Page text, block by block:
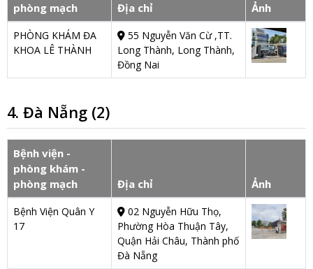
phòng mạch
Địa chỉ Ảnh
PHÒNG KHÁM ĐA
KHOA LÊ THÀNH
55 Nguyễn Văn Cừ ,TT.
Long Thành, Long Thành,
Đồng Nai
4. Đà Nẵng (2)
Bệnh viện -
phòng khám -
phòng mạch
Địa chỉ Ảnh
Bệnh Viện Quân Y
17
02 Nguyễn Hữu Thọ,
Phường Hòa Thuận Tây,
Quận Hải Châu, Thành phố
Đà Nẵng